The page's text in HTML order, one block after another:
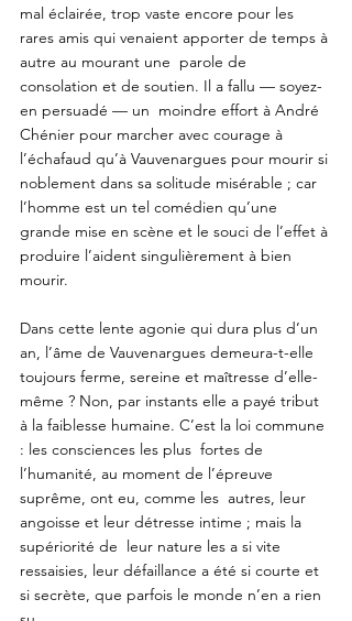
mal éclairée, trop vaste encore pour les
rares amis qui venaient apporter de temps à
autre au mourant une  parole de
consolation et de soutien. Il a fallu — soyez-
en persuadé — un  moindre effort à André
Chénier pour marcher avec courage à
l’échafaud qu’à Vauvenargues pour mourir si
noblement dans sa solitude misérable ; car
l’homme est un tel comédien qu’une
grande mise en scène et le souci de l’effet à
produire l’aident singulièrement à bien
mourir.
Dans cette lente agonie qui dura plus d’un
an, l’âme de Vauvenargues demeura-t-elle
toujours ferme, sereine et maîtresse d’elle-
même ? Non, par instants elle a payé tribut
à la faiblesse humaine. C’est la loi commune
: les consciences les plus  fortes de
l’humanité, au moment de l’épreuve
suprême, ont eu, comme les  autres, leur
angoisse et leur détresse intime ; mais la
supériorité de  leur nature les a si vite
ressaisies, leur défaillance a été si courte et
si secrète, que parfois le monde n’en a rien